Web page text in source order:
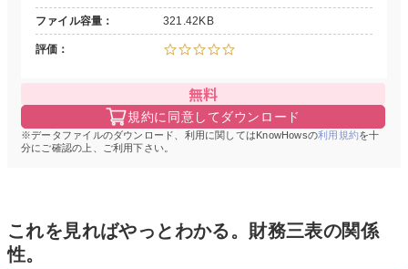
ファイル容量 321.42KB
評価
無料
規約に同意してダウンロード
データファイルのダウンロード、利用に関してはKnowHowsの利用規約を十
分にご確認の上、ご利用下さい。
これを見ればやっとわかる。財務三表の関係
性。